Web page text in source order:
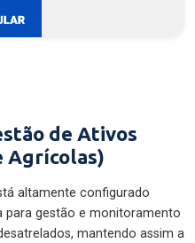
de Ativos
Agrícolas)
altamente configurado
para gestão e monitoramento
mantendo assim a